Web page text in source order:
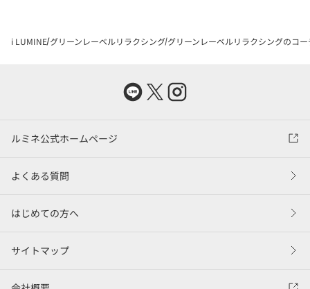
i LUMINE グリーンレーベルリラクシング グリーンレーベルリラクシングのコ
ルミネ公式ホームページ
よくある質問
はじめての方へ
サイトマップ